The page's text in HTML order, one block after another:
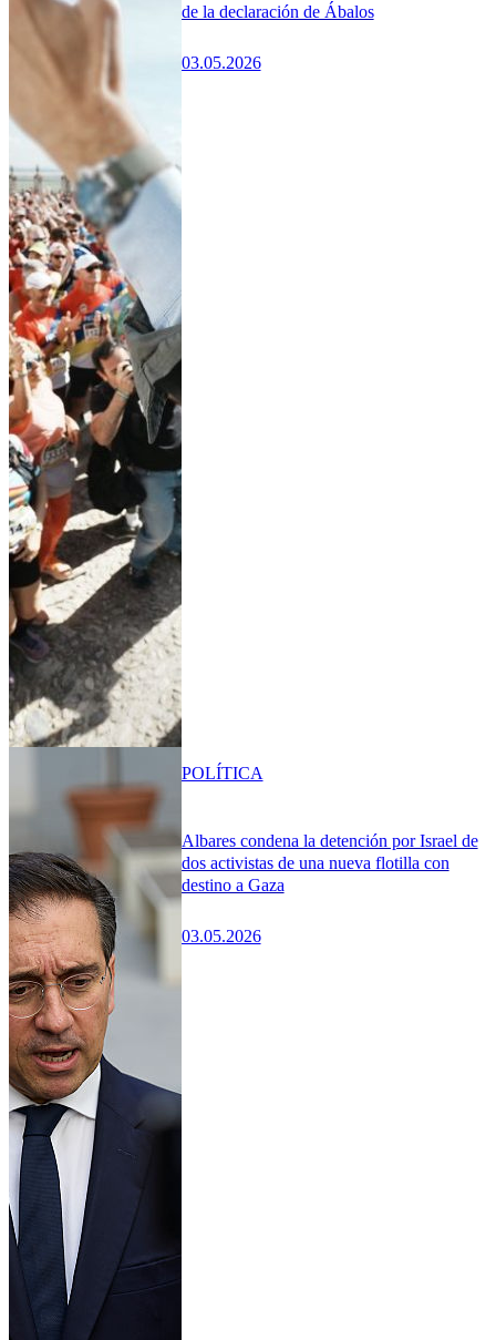
de la declaración de Ábalos
03.05.2026
Albares condena la detención por Israel de
dos activistas de una nueva flotilla con
destino a Gaza
03.05.2026
POLÍTICA